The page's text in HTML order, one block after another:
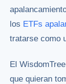
los ETFs
tratarse como
El
que quieran